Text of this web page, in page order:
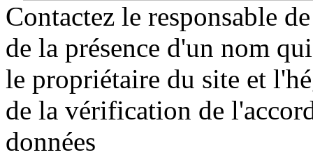
Contactez le responsable
de la présence d'un nom
le propriétaire du site et
de la vérification de
données